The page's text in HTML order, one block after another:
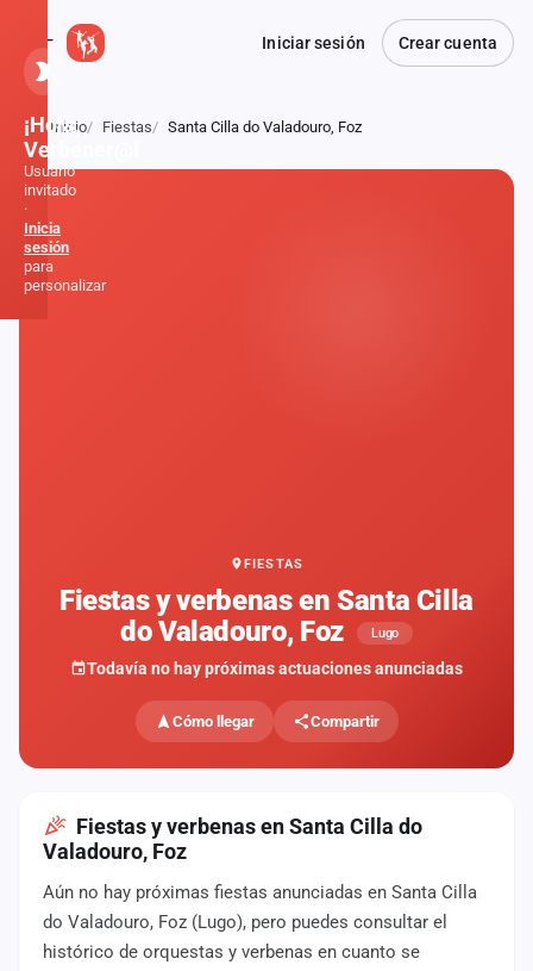
Iniciar sesión Crear cuenta
Atrás
Inicio Fiestas Santa Cilla do Valadouro, Foz
FIESTAS
Fiestas y verbenas en Santa Cilla
do Valadouro, Foz
Lugo
Todavía no hay próximas actuaciones anunciadas
Cómo llegar Compartir
Fiestas y verbenas en Santa Cilla do
Valadouro, Foz
Aún no hay próximas fiestas anunciadas en Santa Cilla
do Valadouro, Foz (Lugo), pero puedes consultar el
histórico de orquestas y verbenas en cuanto se
¡Hola,
Verbener@!
Usuario
invitado
·
Inicia
sesión
para
personalizar
fiestas
Componentes
Agencias
Rankings
Anuncios